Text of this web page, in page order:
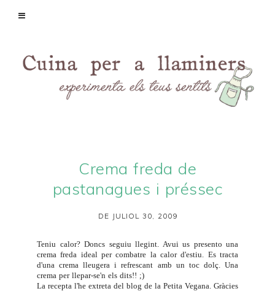
Crema freda de
pastanagues i préssec
DE JULIOL 30, 2009
Teniu calor? Doncs seguiu llegint. Avui us presento una
crema freda ideal per combatre la calor d'estiu. Es tracta
d'una crema lleugera i refrescant amb un toc dolç. Una
crema per llepar-se'n els dits!! ;)
La recepta l'he extreta del blog de la Petita Vegana . Gràcies